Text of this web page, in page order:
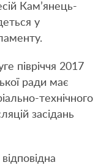
Кам’янець-
у
півріччя 2017
ради має
технічного
засідань